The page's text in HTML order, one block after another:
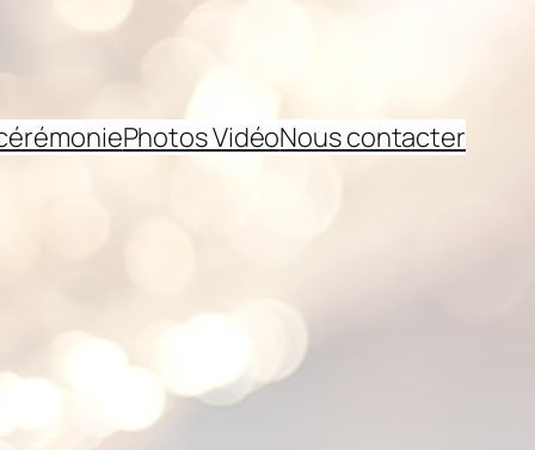
Photos VidéoNous contacter